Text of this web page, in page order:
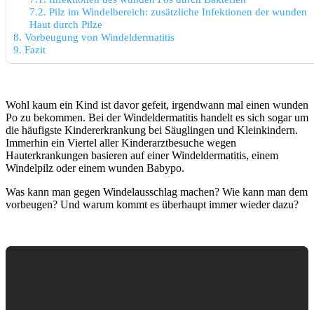
7.2. Pilz im Windelbereich: zusätzliche Infektionen der wunden
Haut durch Pilze
8. Vorbeugung von Windeldermatitis
9. Fazit
Wohl kaum ein Kind ist davor gefeit, irgendwann mal einen wunden
Po zu bekommen. Bei der Windeldermatitis handelt es sich sogar um
die häufigste Kindererkrankung bei Säuglingen und Kleinkindern.
Immerhin ein Viertel aller Kinderarztbesuche wegen
Hauterkrankungen basieren auf einer Windeldermatitis, einem
Windelpilz oder einem wunden Babypo.
Was kann man gegen Windelausschlag machen? Wie kann man dem
vorbeugen? Und warum kommt es überhaupt immer wieder dazu?